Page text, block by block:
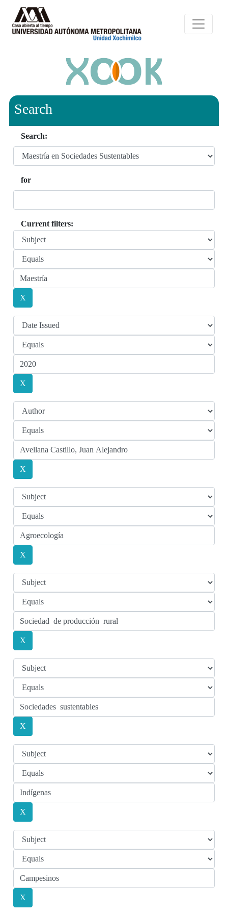
Search
Search:
for
Current filters: